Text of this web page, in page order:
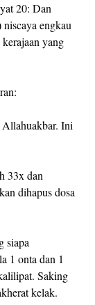
20: Dan
engkau
yang
Ini
33x dan
dihapus dosa
siapa
1 onta dan 1
Saking
kelak.